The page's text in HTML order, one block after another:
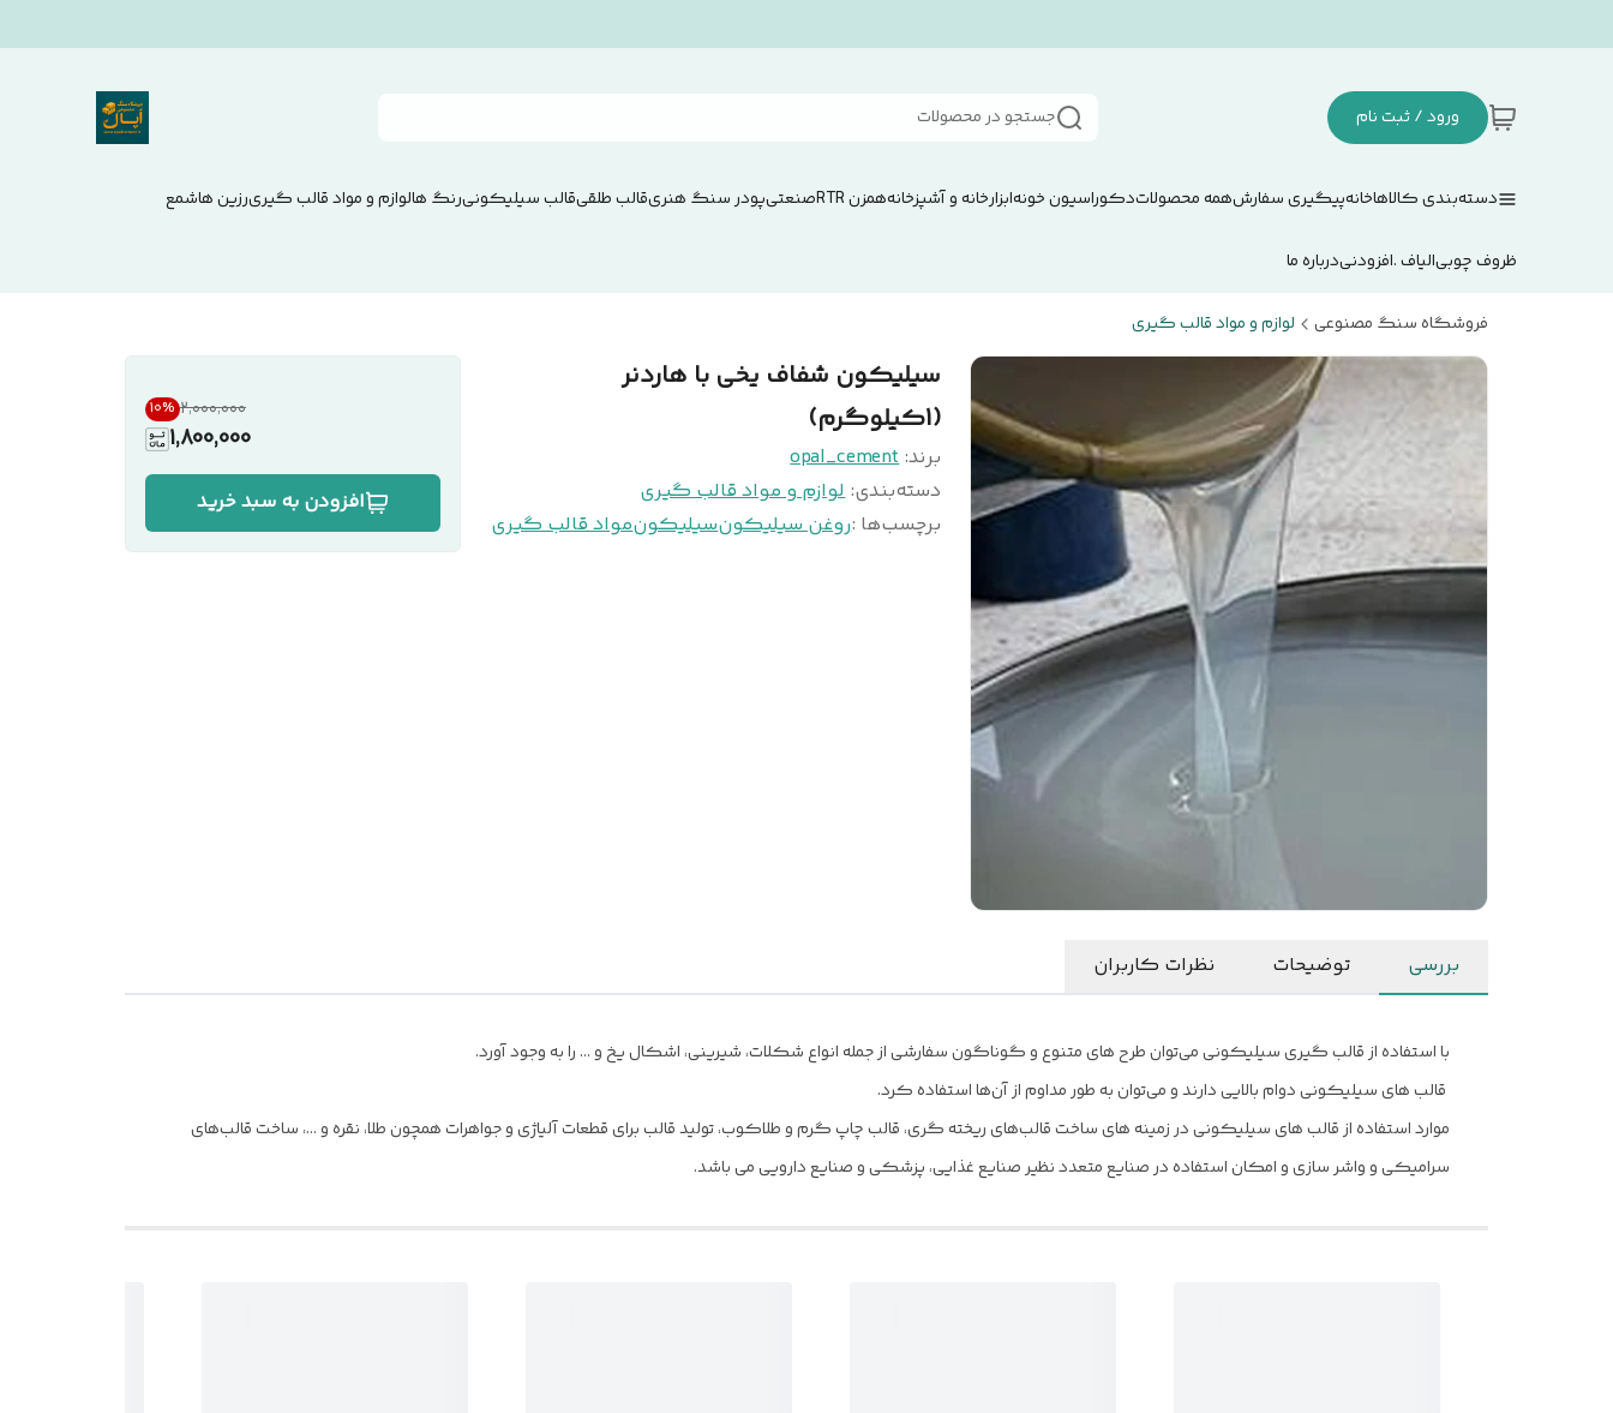
ورود / ثبت نام جستجو در محصولات
دسته‌بندی کالاهاخانهپیگیری سفارشهمه محصولاتدکوراسیون خونهابزارخانه و آشپزخانههمزن RTRصنعتی پودر سنگ هنریقالب طلقیقالب سیلیکونیرنگ هالوازم و مواد قالب گیریرزین هاشمع
ظروف چوبیالیاف .افزودنیدرباره ما
فروشگاه سنگ مصنوعی لوازم و مواد قالب گیری
سیلیکون شفاف یخی با هاردنر
(1کیلوگرم)
برند:opal_cement
دسته‌بندی:لوازم و مواد قالب گیری
برچسب‌ها :روغن سیلیکونسیلیکونمواد قالب گیری
۲٬۰۰۰٬۰۰۰ 10%
1,800,000
افزودن به سبد خرید
بررسی توضیحات نظرات کاربران
با استفاده از قالب گیری سیلیکونی می‌توان طرح های متنوع و گوناگون سفارشی از جمله انواع شکلات، شیرینی، اشکال یخ و … را به وجود آورد.
قالب های سیلیکونی دوام بالایی دارند و می‌توان به طور مداوم از آن‌ها استفاده کرد.
موارد استفاده از قالب های سیلیکونی در زمینه های ساخت قالب‌های ریخته گری، قالب چاپ گرم و طلاکوب، تولید قالب برای قطعات آلیاژی و جواهرات همچون طلا، نقره و …، ساخت قالب‌های
سرامیکی و واشر سازی و امکان استفاده در صنایع متعدد نظیر صنایع غذایی، پزشکی و صنایع دارویی می باشد.